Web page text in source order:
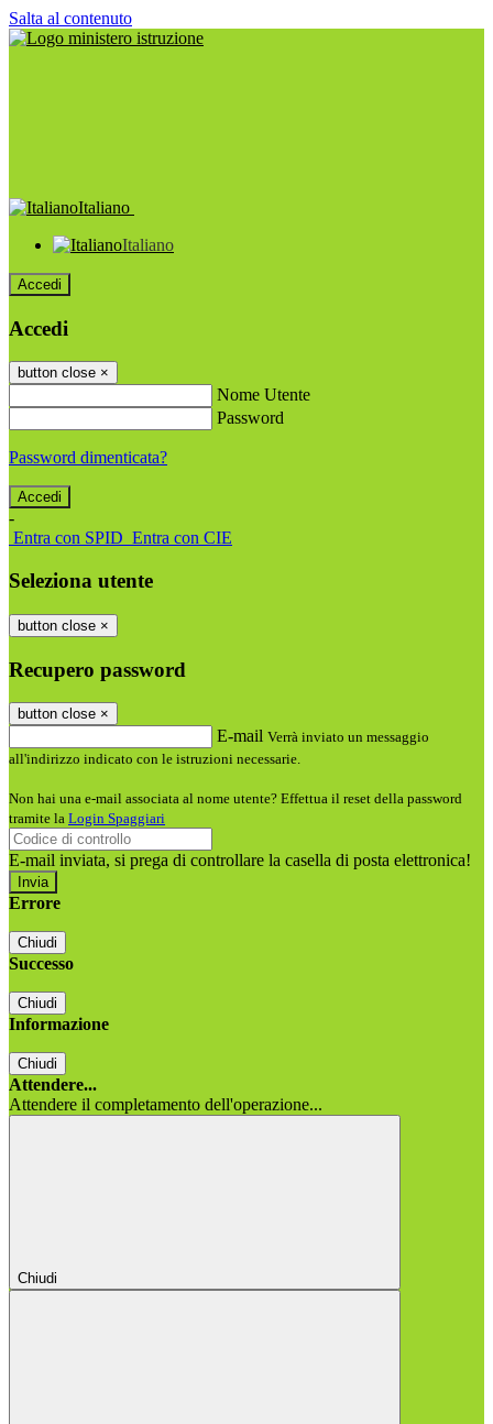
Salta al contenuto
Italiano
Italiano
Accedi
Accedi
button close ×
Nome Utente
Password
Password dimenticata?
-
Entra con SPID Entra con CIE
Seleziona utente
button close ×
Recupero password
button close ×
E-mail Verrà inviato un messaggio
all'indirizzo indicato con le istruzioni necessarie.
Non hai una e-mail associata al nome utente? Effettua il reset della password
tramite la Login Spaggiari
E-mail inviata, si prega di controllare la casella di posta elettronica!
Errore
Chiudi
Successo
Chiudi
Informazione
Chiudi
Attendere...
Attendere il completamento dell'operazione...
Chiudi